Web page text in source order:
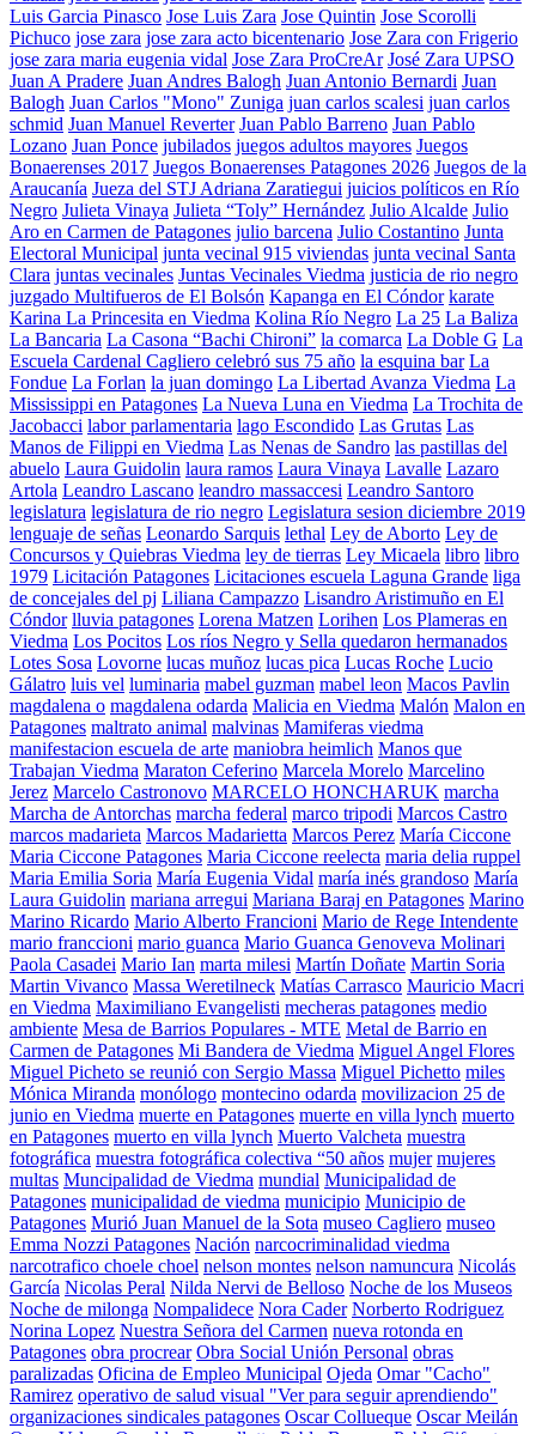
Luis Garcia Pinasco Jose Luis Zara Jose Quintin Jose Scorolli
Pichuco jose zara jose zara acto bicentenario Jose Zara con Frigerio
jose zara maria eugenia vidal Jose Zara ProCreAr José Zara UPSO
Juan A Pradere Juan Andres Balogh Juan Antonio Bernardi Juan
Balogh Juan Carlos "Mono" Zuniga juan carlos scalesi juan carlos
schmid Juan Manuel Reverter Juan Pablo Barreno Juan Pablo
Lozano Juan Ponce jubilados juegos adultos mayores Juegos
Bonaerenses 2017 Juegos Bonaerenses Patagones 2026 Juegos de la
Araucanía Jueza del STJ Adriana Zaratiegui juicios políticos en Río
Negro Julieta Vinaya Julieta “Toly” Hernández Julio Alcalde Julio
Aro en Carmen de Patagones julio barcena Julio Costantino Junta
Electoral Municipal junta vecinal 915 viviendas junta vecinal Santa
Clara juntas vecinales Juntas Vecinales Viedma justicia de rio negro
juzgado Multifueros de El Bolsón Kapanga en El Cóndor karate
Karina La Princesita en Viedma Kolina Río Negro La 25 La Baliza
La Bancaria La Casona “Bachi Chironi” la comarca La Doble G La
Escuela Cardenal Cagliero celebró sus 75 año la esquina bar La
Fondue La Forlan la juan domingo La Libertad Avanza Viedma La
Mississippi en Patagones La Nueva Luna en Viedma La Trochita de
Jacobacci labor parlamentaria lago Escondido Las Grutas Las
Manos de Filippi en Viedma Las Nenas de Sandro las pastillas del
abuelo Laura Guidolin laura ramos Laura Vinaya Lavalle Lazaro
Artola Leandro Lascano leandro massaccesi Leandro Santoro
legislatura legislatura de rio negro Legislatura sesion diciembre 2019
lenguaje de señas Leonardo Sarquis lethal Ley de Aborto Ley de
Concursos y Quiebras Viedma ley de tierras Ley Micaela libro libro
1979 Licitación Patagones Licitaciones escuela Laguna Grande liga
de concejales del pj Liliana Campazzo Lisandro Aristimuño en El
Cóndor lluvia patagones Lorena Matzen Lorihen Los Plameras en
Viedma Los Pocitos Los ríos Negro y Sella quedaron hermanados
Lotes Sosa Lovorne lucas muñoz lucas pica Lucas Roche Lucio
Gálatro luis vel luminaria mabel guzman mabel leon Macos Pavlin
magdalena o magdalena odarda Malicia en Viedma Malón Malon en
Patagones maltrato animal malvinas Mamiferas viedma
manifestacion escuela de arte maniobra heimlich Manos que
Trabajan Viedma Maraton Ceferino Marcela Morelo Marcelino
Jerez Marcelo Castronovo MARCELO HONCHARUK marcha
Marcha de Antorchas marcha federal marco tripodi Marcos Castro
marcos madarieta Marcos Madarietta Marcos Perez María Ciccone
Maria Ciccone Patagones Maria Ciccone reelecta maria delia ruppel
Maria Emilia Soria María Eugenia Vidal maría inés grandoso María
Laura Guidolin mariana arregui Mariana Baraj en Patagones Marino
Marino Ricardo Mario Alberto Francioni Mario de Rege Intendente
mario franccioni mario guanca Mario Guanca Genoveva Molinari
Paola Casadei Mario Ian marta milesi Martín Doñate Martin Soria
Martin Vivanco Massa Weretilneck Matías Carrasco Mauricio Macri
en Viedma Maximiliano Evangelisti mecheras patagones medio
ambiente Mesa de Barrios Populares - MTE Metal de Barrio en
Carmen de Patagones Mi Bandera de Viedma Miguel Angel Flores
Miguel Picheto se reunió con Sergio Massa Miguel Pichetto miles
Mónica Miranda monólogo montecino odarda movilizacion 25 de
junio en Viedma muerte en Patagones muerte en villa lynch muerto
en Patagones muerto en villa lynch Muerto Valcheta muestra
fotográfica muestra fotográfica colectiva “50 años mujer mujeres
multas Muncipalidad de Viedma mundial Municipalidad de
Patagones municipalidad de viedma municipio Municipio de
Patagones Murió Juan Manuel de la Sota museo Cagliero museo
Emma Nozzi Patagones Nación narcocriminalidad viedma
narcotrafico choele choel nelson montes nelson namuncura Nicolás
García Nicolas Peral Nilda Nervi de Belloso Noche de los Museos
Noche de milonga Nompalidece Nora Cader Norberto Rodriguez
Norina Lopez Nuestra Señora del Carmen nueva rotonda en
Patagones obra procrear Obra Social Unión Personal obras
paralizadas Oficina de Empleo Municipal Ojeda Omar "Cacho"
Ramirez operativo de salud visual "Ver para seguir aprendiendo"
organizaciones sindicales patagones Oscar Collueque Oscar Meilán